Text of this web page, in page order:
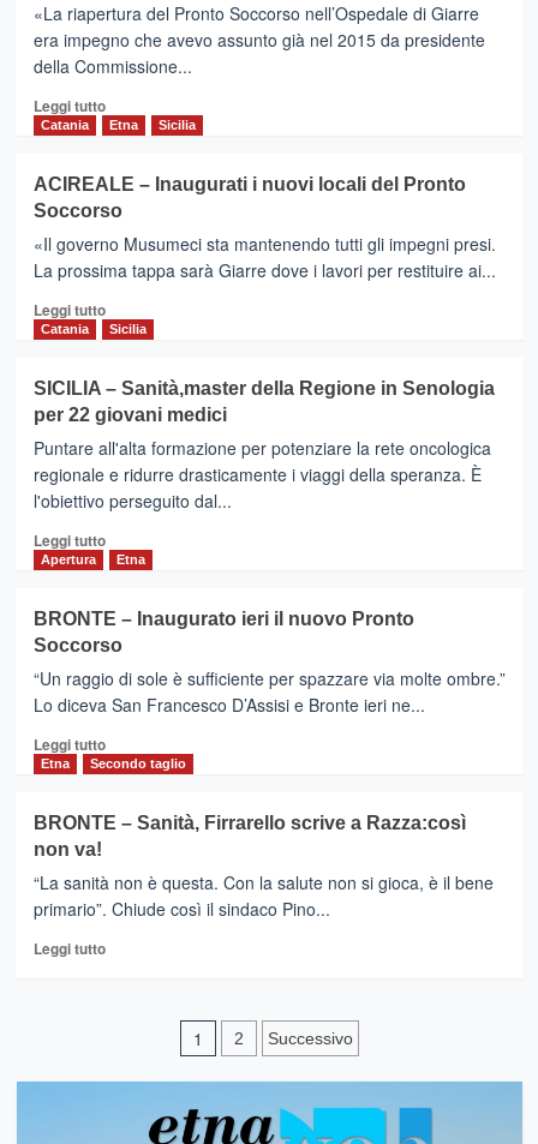
(En)
–
Nel
Borgo…
a
scuola
Puntare
alla
ristorazione
qualità
«La riapertura del Pronto Soccorso nell’Ospedale di Giarre
era impegno che avevo assunto già nel 2015 da presidente
della Commissione...
Leggi tuttoLeggi
di
GIARRE
–
Inaugurato
nuovo
Pronto
Soccorso
Catania Etna Sicilia
ACIREALE – Inaugurati i nuovi locali del Pronto
Soccorso
«Il governo Musumeci sta mantenendo tutti gli impegni presi.
La prossima tappa sarà Giarre dove i lavori per restituire ai...
Leggi tuttoLeggi
di
ACIREALE
–
Inaugurati
nuovi
locali
del
Pronto
Catania Sicilia
SICILIA – Sanità,master della Regione in Senologia
per 22 giovani medici
Puntare all'alta formazione per potenziare la rete oncologica
regionale e ridurre drasticamente i viaggi della speranza. È
l'obiettivo perseguito dal...
Leggi tuttoLeggi
SICILIA
–
Sanità,master
della
Regione
in
Senologia
giovani
Apertura Etna
BRONTE – Inaugurato ieri il nuovo Pronto
Soccorso
“Un raggio di sole è sufficiente per spazzare via molte ombre.”
Lo diceva San Francesco D’Assisi e Bronte ieri ne...
Leggi tuttoLeggi
di
BRONTE
Inaugurato
ieri
il
nuovo
Etna Secondo taglio
BRONTE – Sanità, Firrarello scrive a Razza:così
non va!
“La sanità non è questa. Con la salute non si gioca, è il bene
primario”. Chiude così il sindaco Pino...
Leggi tuttoLeggi
Sanità,
Paginazione
degli
articoli
1 2 Successivo